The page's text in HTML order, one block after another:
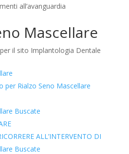
all’avanguardia
Mascellare
il sito Implantologia Dentale
per Rialzo Seno Mascellare
Buscate
ALL’INTERVENTO DI
Buscate